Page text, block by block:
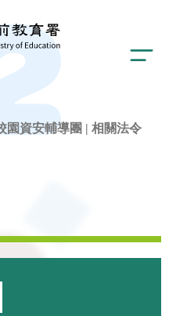
園資安輔導團 | 相關法令